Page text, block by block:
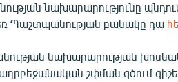
նախարարությունը
Պաշտպանության բանակը դա
նախարարության խոսնակ
շփման գծում